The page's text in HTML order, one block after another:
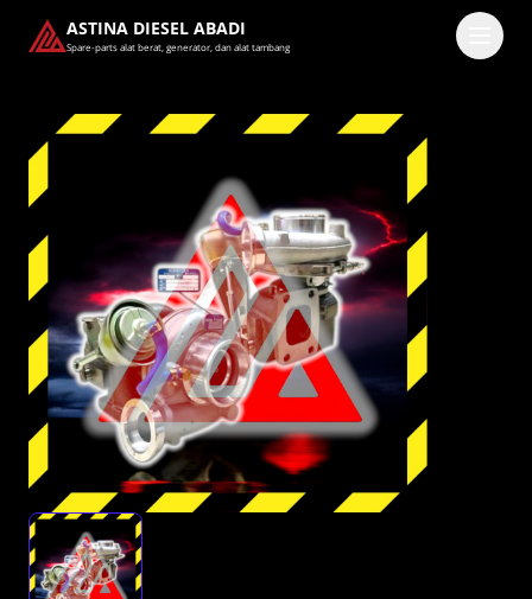
ASTINA DIESEL ABADI
Spare-parts alat berat, generator, dan alat tambang
Pilih methode masuk
Lanjutkan dengan Google
Dengan melanjutkan, kamu telah membaca dan setuju
denganKetentuan Layanandan Kebijakan Privasi kami.